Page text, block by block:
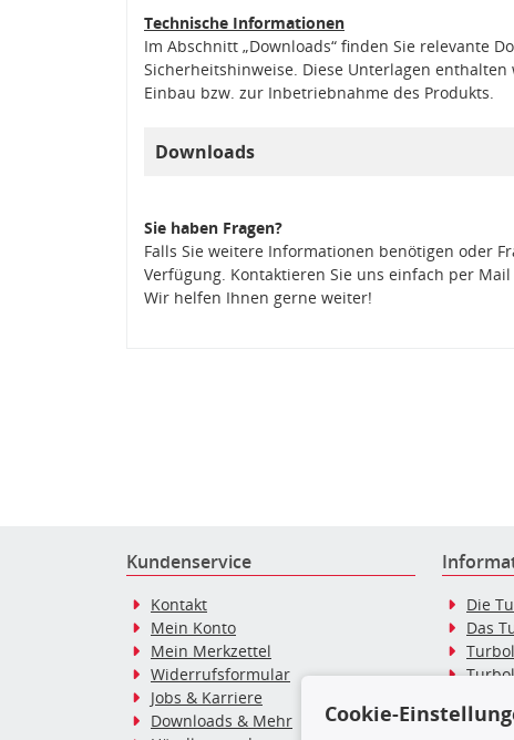
Technische Informationen
Im Abschnitt „Downloads“ finden Sie relevante
Sicherheitshinweise. Diese Unterlagen
Einbau bzw. zur Inbetriebnahme des Produkts.
Downloads
Sie haben Fragen?
Falls Sie weitere Informationen benötigen oder
Verfügung. Kontaktieren Sie uns einfach per Mail
Wir helfen Ihnen gerne weiter!
Kundenservice
Kontakt
Mein Konto
Mein Merkzettel
Widerrufsformular
Jobs & Karriere
Downloads & Mehr
Die
Das
Blog:
Cookie-